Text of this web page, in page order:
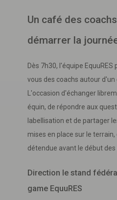
Un café des
démarrer la
Dès 7h30, l'équipe
vous des coachs autour d'un
L'occasion d'échanger
équin, de répondre aux
labellisation et de partager
mises en place sur le
détendue avant le début des
Direction le stand
game EquuRES